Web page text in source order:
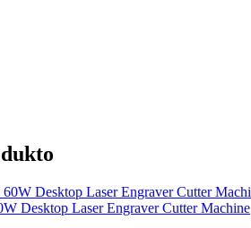
Desktop Laser Engraver Cutter Machine